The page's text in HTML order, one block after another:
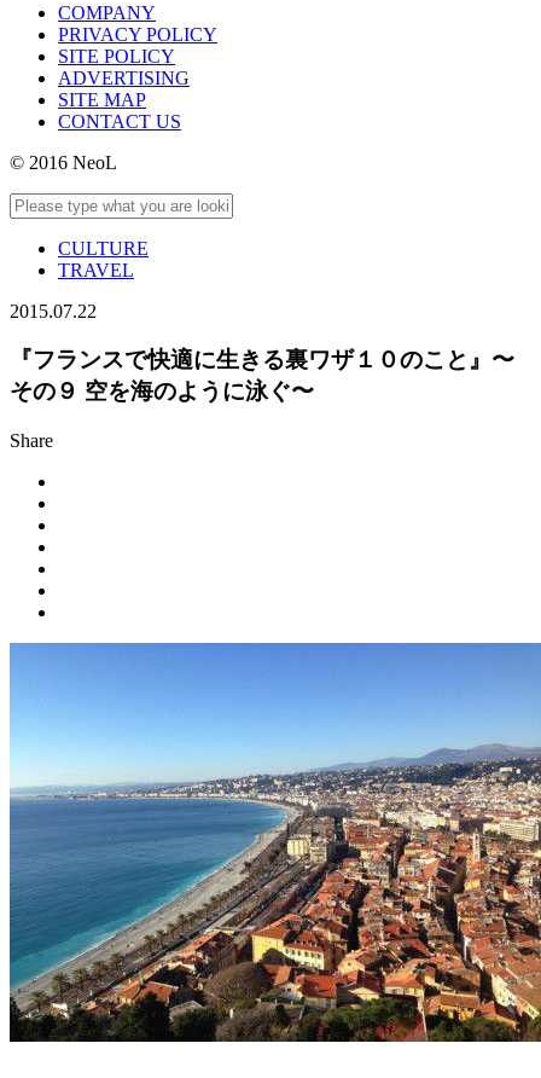
COMPANY
PRIVACY POLICY
SITE POLICY
ADVERTISING
SITE MAP
CONTACT US
© 2016 NeoL
CULTURE
TRAVEL
2015.07.22
『フランスで快適に生きる裏ワザ１０のこと』〜
その９ 空を海のように泳ぐ〜
Share